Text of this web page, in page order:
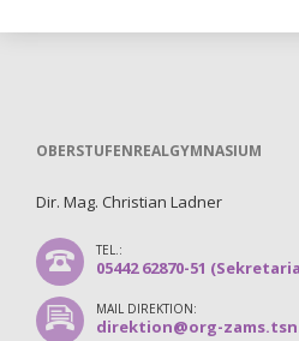
OBERSTUFENREALGYMNASIUM
Dir. Mag. Christian Ladner
TEL.:
05442 62870-51
MAIL DIREKTION:
direktion@org-